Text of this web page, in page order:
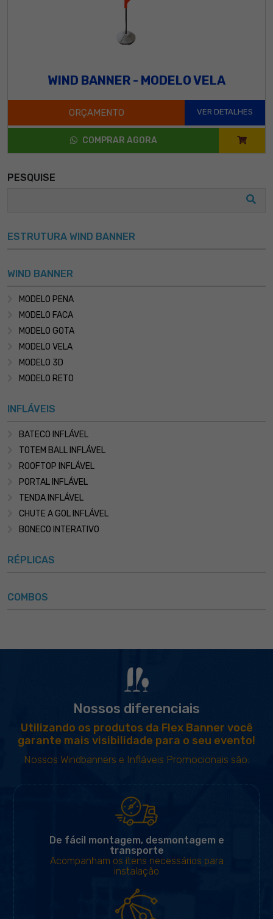
PESQUISE
ESTRUTURA WIND BANNER
WIND BANNER
MODELO PENA
MODELO FACA
MODELO GOTA
MODELO VELA
MODELO 3D
MODELO RETO
INFLÁVEIS
BATECO INFLÁVEL
TOTEM BALL INFLÁVEL
ROOFTOP INFLÁVEL
PORTAL INFLÁVEL
TENDA INFLÁVEL
CHUTE A GOL INFLÁVEL
BONECO INTERATIVO
RÉPLICAS
COMBOS
WIND BANNER - MODELO VELA
ORÇAMENTO VER DETALHES
COMPRAR AGORA
Nossos diferenciais
Utilizando os produtos da Flex Banner você
garante mais visibilidade para o seu evento!
Nossos Windbanners e Infláveis Promocionais são:
De fácil montagem, desmontagem e
transporte
Acompanham os itens necessários para
instalação